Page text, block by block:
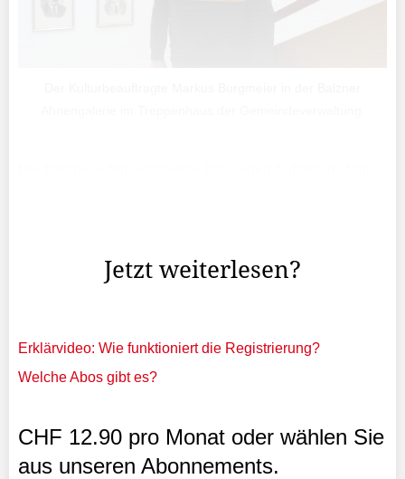
Jetzt weiterlesen?
Erklärvideo: Wie funktioniert die Registrierung?
Welche Abos gibt es?
CHF 12.90 pro Monat oder wählen Sie
aus unseren Abonnements.